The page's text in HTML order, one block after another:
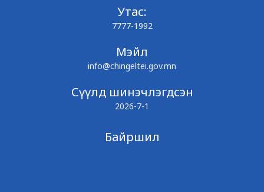
Утас:
7777-1992
Мэйл
info@chingeltei.gov.mn
Сүүлд шинэчлэгдсэн
2026-7-1
Байршил